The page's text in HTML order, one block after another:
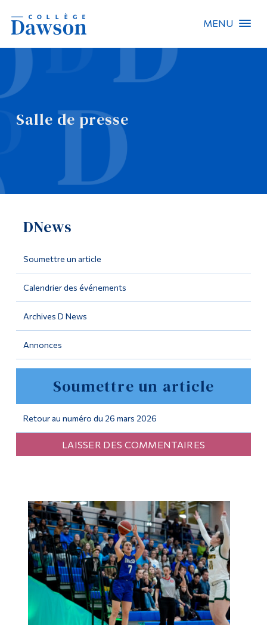
MENU
Salle de presse
DNews
Soumettre un article
Calendrier des événements
Archives D News
Annonces
Soumettre un article
Retour au numéro du 26 mars 2026
LAISSER DES COMMENTAIRES
Recherche sur le site
Recherche de personnes
EN
Omnivox
Outils
Programmes
Formation continue
Admissions
Qui vous êtes
Étudiants actuels
Corps enseignant et
personnel administratif
Diplômé·es et visiteur·euses